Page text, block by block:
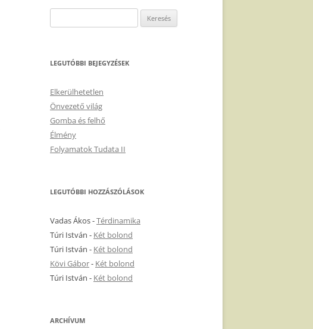
LEGUTÓBBI BEJEGYZÉSEK
Elkerülhetetlen
Önvezető világ
Gomba és felhő
Élmény
Folyamatok Tudata II
LEGUTÓBBI HOZZÁSZÓLÁSOK
Vadas Ákos-Térdinamika
Túri István - Két bolond
Túri István - Két bolond
Kövi Gábor- Két bolond
Túri István - Két bolond
ARCHÍVUM